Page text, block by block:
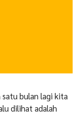
satu bulan lagi kita
dilihat adalah